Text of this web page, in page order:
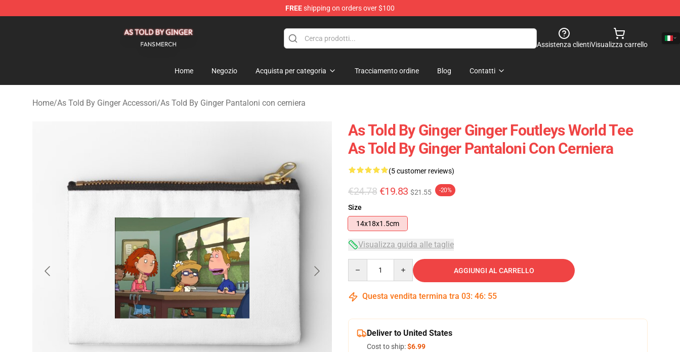
FREEshipping on orders over $100
Assistenza clientiVisualizza carrello
Home Negozio Acquista per categoria Tracciamento ordine Blog Contatti
Home/As Told By Ginger Accessori/As Told By Ginger Pantaloni con cerniera
As Told By Ginger Ginger Foutleys World Tee
As Told By Ginger Pantaloni Con Cerniera
(5 customer reviews)
€24.78 €19.83 $21.55 -20%
Size
14x18x1.5cm
Visualizza guida alle taglie
AGGIUNGI AL CARRELLO
Questa vendita termina tra 03: 46: 54
Deliver to United States
Cost to ship:$6.99